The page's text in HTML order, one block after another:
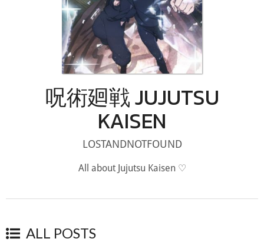
呪術廻戦 JUJUTSU
KAISEN
LOSTANDNOTFOUND
All about Jujutsu Kaisen ♡
ALL POSTS